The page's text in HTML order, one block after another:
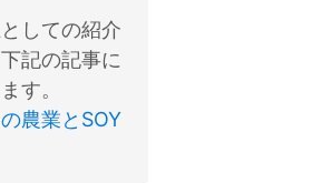
しての紹介
記の記事に
す。
農業とSOY